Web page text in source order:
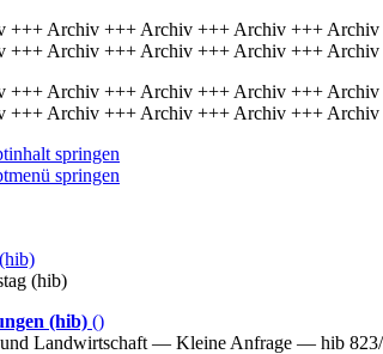
+++ Archiv +++ Archiv +++ Archiv +++
+++ Archiv +++ Archiv +++ Archiv +++
+++ Archiv +++ Archiv +++ Archiv +++
+++ Archiv +++ Archiv +++ Archiv +++
springen
springen
(hib)
(hib) ()
Landwirtschaft — Kleine Anfrage — hib